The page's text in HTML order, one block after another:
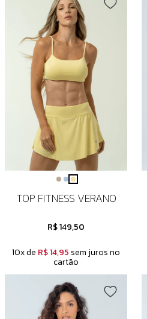
TOP FITNESS VERANO
R$ 149,50
10x de R$ 14,95 sem juros no
cartão